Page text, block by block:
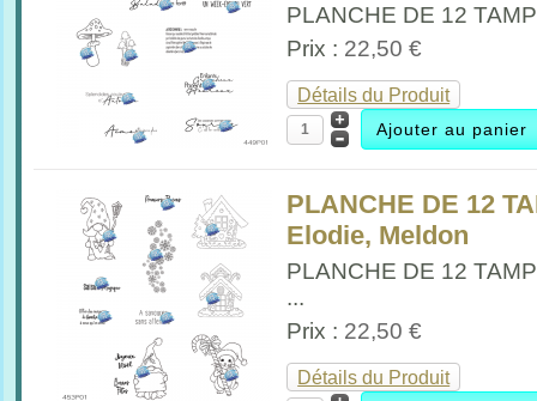
PLANCHE DE 12
Prix : 22,50 €
Détails du Produit
PLANCHE DE 12
Elodie, Meldon
PLANCHE DE 12
...
Prix : 22,50 €
Détails du Produit